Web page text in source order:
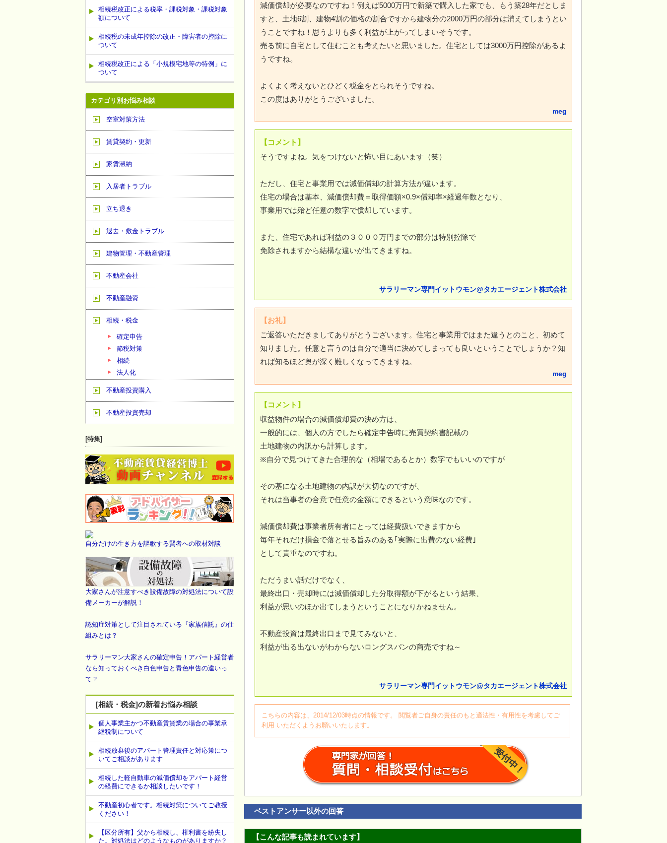
減価償却が必要なのですね！例えば5000万円で新築で購入した家でも、もう築28年だとしま
すと、土地6割、建物4割の価格の割合ですから建物分の2000万円の部分は消えてしまうとい
うことですね！思うよりも多く利益が上がってしまいそうです。
売る前に自宅として住むことも考えたいと思いました。住宅としては3000万円控除があるよ
うですね。
よくよく考えないとひどく税金をとられそうですね。
この度はありがとうございました。
meg
【コメント】
そうですよね。気をつけないと怖い目にあいます（笑）
ただし、住宅と事業用では減価償却の計算方法が違います。
住宅の場合は基本、減価償却費＝取得価額×0.9×償却率×経過年数となり、
事業用では殆ど任意の数字で償却しています。
また、住宅であれば利益の３０００万円までの部分は特別控除で
免除されますから結構な違いが出てきますね。
サラリーマン専門イットウモン@タカエージェント株式会社
【お礼】
ご返答いただきましてありがとうございます。住宅と事業用ではまた違うとのこと、初めて
知りました。任意と言うのは自分で適当に決めてしまっても良いということでしょうか？知
れば知るほど奥が深く難しくなってきますね。
meg
【コメント】
収益物件の場合の減価償却費の決め方は、
一般的には、個人の方でしたら確定申告時に売買契約書記載の
土地建物の内訳から計算します。
※自分で見つけてきた合理的な（相場であるとか）数字でもいいのですが
その基になる土地建物の内訳が大切なのですが、
それは当事者の合意で任意の金額にできるという意味なのです。
減価償却費は事業者所有者にとっては経費扱いできますから
毎年それだけ損金で落とせる旨みのある｢実際に出費のない経費｣
として貴重なのですね。
ただうまい話だけでなく、
最終出口・売却時には減価償却した分取得額が下がるという結果、
利益が思いのほか出てしまうということになりかねません。
不動産投資は最終出口まで見てみないと、
利益が出る出ないがわからないロングスパンの商売ですね～
サラリーマン専門イットウモン@タカエージェント株式会社
こちらの内容は、2014/12/03時点の情報です。 閲覧者ご自身の責任のもと適法性・有用性を考慮してご
利用 いただくようお願いいたします。
ベストアンサー以外の回答
【こんな記事も読まれています】
相続税改正による税率・課税対象・課税対象
額について
相続税の未成年控除の改正・障害者の控除に
ついて
相続税改正による「小規模宅地等の特例」に
ついて
カテゴリ別お悩み相談
空室対策方法
賃貸契約・更新
家賃滞納
入居者トラブル
立ち退き
退去・敷金トラブル
建物管理・不動産管理
不動産会社
不動産融資
相続・税金
確定申告
節税対策
相続
法人化
不動産投資購入
不動産投資売却
[特集]
自分だけの生き方を謳歌する賢者への取材対談
大家さんが注意すべき設備故障の対処法について設
備メーカーが解説！
認知症対策として注目されている『家族信託』の仕
組みとは？
サラリーマン大家さんの確定申告！アパート経営者
なら知っておくべき白色申告と青色申告の違いっ
て？
[相続・税金]の新着お悩み相談
個人事業主かつ不動産賃貸業の場合の事業承
継税制について
相続放棄後のアパート管理責任と対応策につ
いてご相談があります
相続した軽自動車の減価償却をアパート経営
の経費にできるか相談したいです！
不動産初心者です。相続対策についてご教授
ください！
【区分所有】父から相続し、権利書を紛失し
た。対処法はどのようなものがありますか？